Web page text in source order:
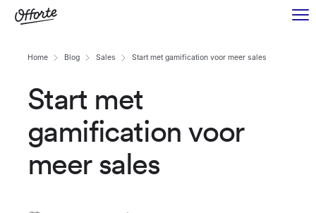
Home Blog Sales Start met gamification voor meer sales
Start met
gamification voor
meer sales